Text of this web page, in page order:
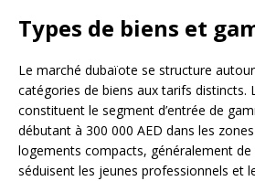
Types de biens et
Le marché dubaïote se structure
catégories de biens aux tarifs distincts.
constituent le segment d’entrée de
débutant à 300 000 AED dans les
logements compacts, généralement
séduisent les jeunes professionnels et